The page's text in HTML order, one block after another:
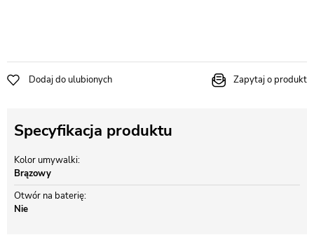
Dodaj do ulubionych Zapytaj o produkt
Specyfikacja produktu
Kolor umywalki
Brązowy
Otwór na baterię
Nie